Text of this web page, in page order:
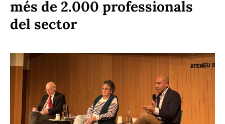
Jordi Jiménez Guirao, vocal de
la Junta Directiva, guanya el
Premi Tribuna Atenea 2025